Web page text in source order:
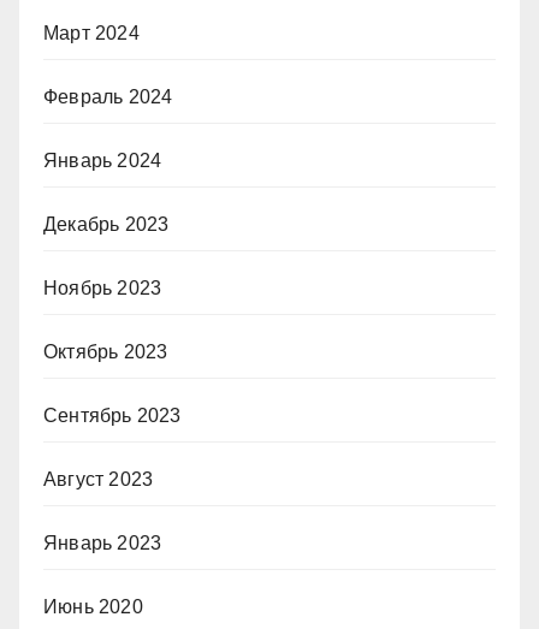
Март 2024
Февраль 2024
Январь 2024
Декабрь 2023
Ноябрь 2023
Октябрь 2023
Сентябрь 2023
Август 2023
Январь 2023
Июнь 2020